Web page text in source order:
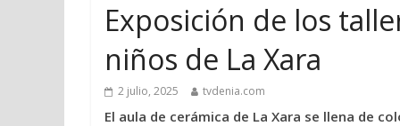
Exposición de los
niños de La Xara
2 julio, 2025 tvdenia.com
El aula de cerámica de La Xara se llena de